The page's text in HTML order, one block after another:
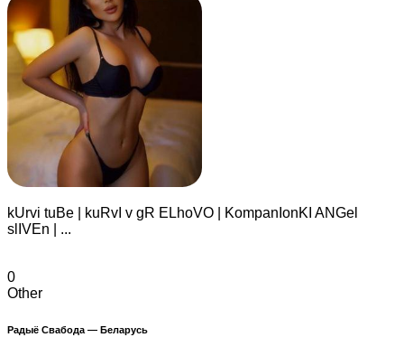
kUrvi tuBe | kuRvI v gR ELhoVO | KompanIonKI ANGel
slIVEn | ...
0
Other
Радыё Свабода — Беларусь